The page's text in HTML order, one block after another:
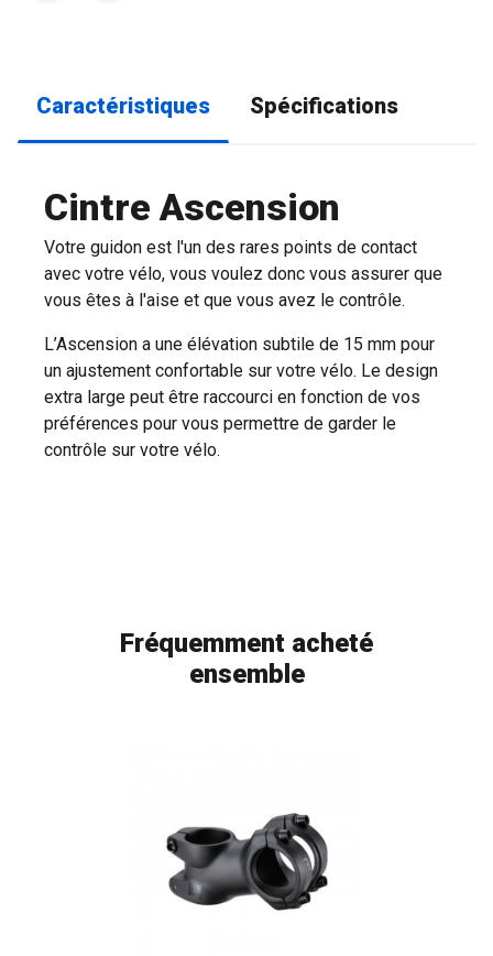
Caractéristiques Spécifications
Cintre Ascension
Votre guidon est l'un des rares points de contact
avec votre vélo, vous voulez donc vous assurer que
vous êtes à l'aise et que vous avez le contrôle.
L’Ascension a une élévation subtile de 15 mm pour
un ajustement confortable sur votre vélo. Le design
extra large peut être raccourci en fonction de vos
préférences pour vous permettre de garder le
contrôle sur votre vélo.
Fréquemment acheté
ensemble